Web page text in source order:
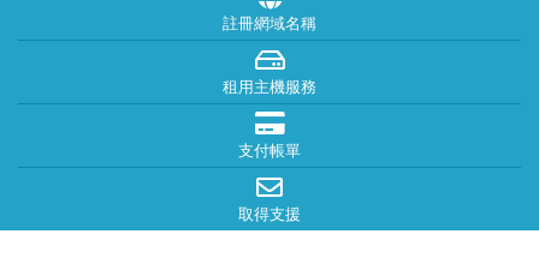
註冊網域名稱
租用主機服務
支付帳單
取得支援